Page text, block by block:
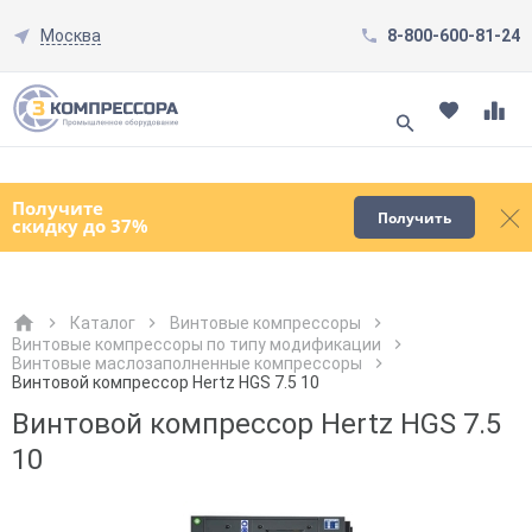
Москва 8-800-600-81-24
Получите
скидку до 37% Получить
Смотреть все товары
Каталог
Винтовые компрессоры
Винтовые компрессоры по типу модификации
Винтовые маслозаполненные компрессоры
Винтовой компрессор Hertz HGS 7.5 10
Винтовой компрессор Hertz HGS 7.5
10
Как к Вам обращаться?
Как к Вам обращаться?
Город доставки
Как к Вам обращаться?